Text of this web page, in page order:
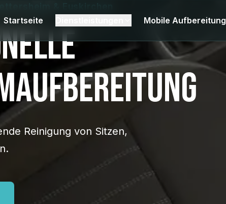
Startseite Mobile Aufbereitung
Reinigung von Sitzen,